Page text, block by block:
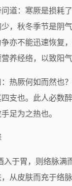
问道：寒厥是损耗
，秋冬季节是阴
亦不能迅速恢复
养经络，以致阳
：热厥何如而然也
支也。此人必数
足为之热也。
入于胃，则络脉满
从皮肤而充于络